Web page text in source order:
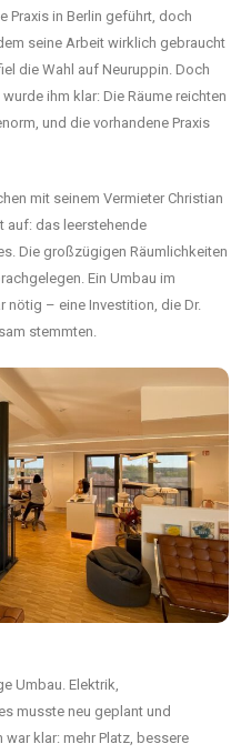
Praxis in Berlin geführt, doch
seine Arbeit wirklich gebraucht
die Wahl auf Neuruppin. Doch
ihm klar: Die Räume reichten
und die vorhandene Praxis
mit seinem Vermieter Christian
auf: das leerstehende
Die großzügigen Räumlichkeiten
Ein Umbau im
nötig – eine Investition, die Dr.
stemmten.
Umbau. Elektrik,
musste neu geplant und
klar: mehr Platz, bessere